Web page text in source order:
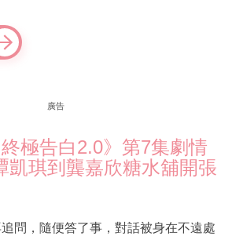
廣告
終極告白2.0》第7集劇情
凱琪到龔嘉欣糖水舖開張
問，隨便答了事，對話被身在不遠處